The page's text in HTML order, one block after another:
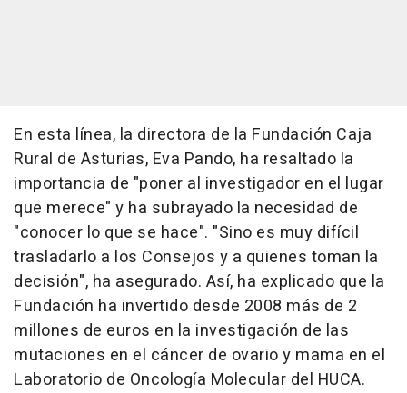
En esta línea, la directora de la Fundación Caja
Rural de Asturias, Eva Pando, ha resaltado la
importancia de "poner al investigador en el lugar
que merece" y ha subrayado la necesidad de
"conocer lo que se hace". "Sino es muy difícil
trasladarlo a los Consejos y a quienes toman la
decisión", ha asegurado. Así, ha explicado que la
Fundación ha invertido desde 2008 más de 2
millones de euros en la investigación de las
mutaciones en el cáncer de ovario y mama en el
Laboratorio de Oncología Molecular del HUCA.